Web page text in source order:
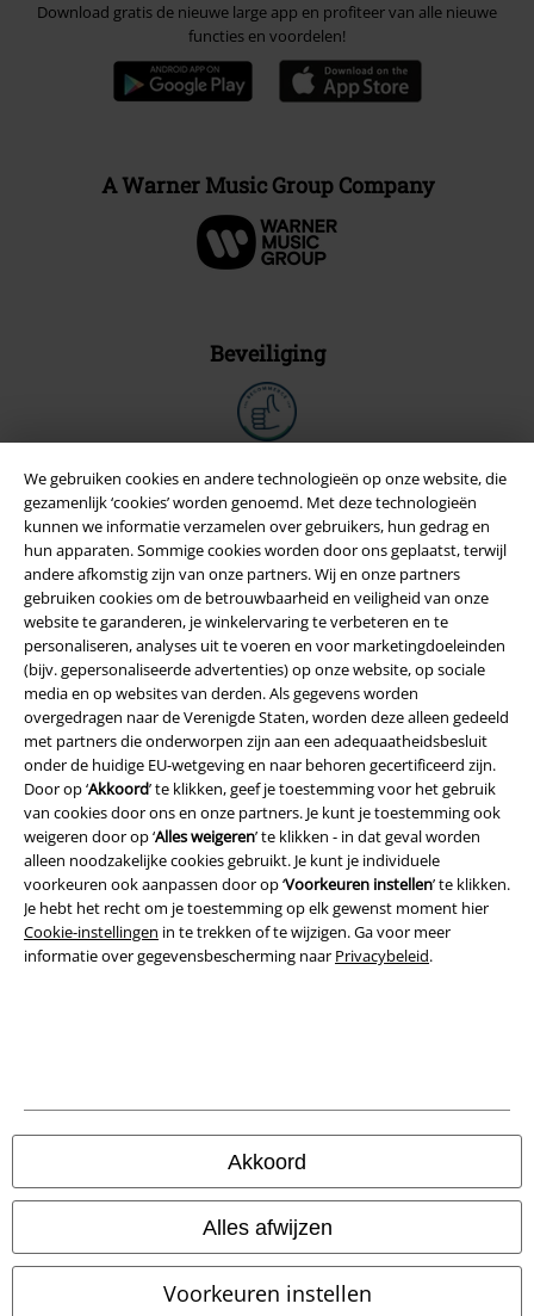
We gebruiken cookies en andere technologieën op onze website, die
gezamenlijk ‘cookies’ worden genoemd. Met deze technologieën
kunnen we informatie verzamelen over gebruikers, hun gedrag en
hun apparaten. Sommige cookies worden door ons geplaatst, terwijl
andere afkomstig zijn van onze partners. Wij en onze partners
gebruiken cookies om de betrouwbaarheid en veiligheid van onze
website te garanderen, je winkelervaring te verbeteren en te
personaliseren, analyses uit te voeren en voor marketingdoeleinden
(bijv. gepersonaliseerde advertenties) op onze website, op sociale
media en op websites van derden. Als gegevens worden
overgedragen naar de Verenigde Staten, worden deze alleen gedeeld
met partners die onderworpen zijn aan een adequaatheidsbesluit
onder de huidige EU-wetgeving en naar behoren gecertificeerd zijn.
Door op ‘Akkoord’ te klikken, geef je toestemming voor het gebruik
van cookies door ons en onze partners. Je kunt je toestemming ook
weigeren door op ‘Alles weigeren’ te klikken - in dat geval worden
alleen noodzakelijke cookies gebruikt. Je kunt je individuele
voorkeuren ook aanpassen door op ‘Voorkeuren instellen’ te klikken.
Je hebt het recht om je toestemming op elk gewenst moment hier
Cookie-instellingen in te trekken of te wijzigen. Ga voor meer
informatie over gegevensbescherming naar Privacybeleid.
Akkoord
Alles afwijzen
Voorkeuren instellen
Download gratis de nieuwe large app en profiteer van alle nieuwe
functies en voordelen!
A Warner Music Group Company
Beveiliging
Legal
Algemene Voorwaarden
Bedrijfsgegevens
Privacyverklaring
Verklaring van conformiteit
Informatie over toegankelijkheid
© 1986-2026 Large Popmerchandising BV
Onze online shops